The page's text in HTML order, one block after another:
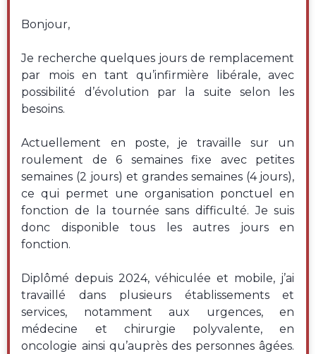
Bonjour,
Je recherche quelques jours de remplacement
par mois en tant qu’infirmière libérale, avec
possibilité d’évolution par la suite selon les
besoins.
Actuellement en poste, je travaille sur un
roulement de 6 semaines fixe avec petites
semaines (2 jours) et grandes semaines (4 jours),
ce qui permet une organisation ponctuel en
fonction de la tournée sans difficulté. Je suis
donc disponible tous les autres jours en
fonction.
Diplômé depuis 2024, véhiculée et mobile, j’ai
travaillé dans plusieurs établissements et
services, notamment aux urgences, en
médecine et chirurgie polyvalente, en
oncologie ainsi qu’auprès des personnes âgées.